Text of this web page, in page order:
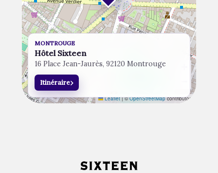
Leaflet |©OpenStreetMapcontributors
MONTROUGE
Hôtel Sixteen
16 Place Jean-Jaurès, 92120 Montrouge
Itinéraire›